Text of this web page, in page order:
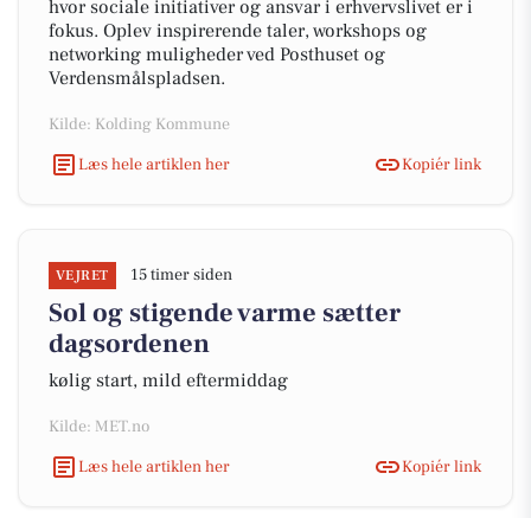
hvor sociale initiativer og ansvar i erhvervslivet er i
fokus. Oplev inspirerende taler, workshops og
networking muligheder ved Posthuset og
Verdensmålspladsen.
Kilde: Kolding Kommune
Læs hele artiklen her
Kopiér link
VEJRET 15 timer siden
Sol og stigende varme sætter
dagsordenen
kølig start, mild eftermiddag
Kilde: MET.no
Læs hele artiklen her
Kopiér link